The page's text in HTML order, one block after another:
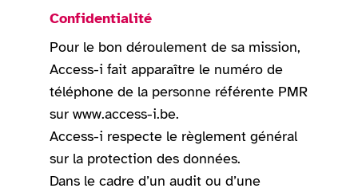
Confidentialité
Pour le bon déroulement de sa mission,
Access-i fait apparaître le numéro de
téléphone de la personne référente PMR
sur www.access-i.be.
Access-i respecte le règlement général
sur la protection des données.
Dans le cadre d’un audit ou d’une